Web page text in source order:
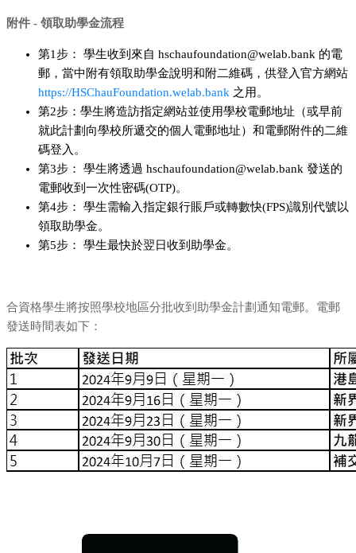
附件 - 領取助學金流程
第1步： 學生收到來自 hschaufoundation@welab.bank 的電
郵，當中附有領取助學金說明和附二維碼，供登入官方網站
https://HSChauFoundation.welab.bank 之用。
第2步：學生將造訪指定網站並使用學校電郵地址（或早前
就此計劃向學校所遞交的個人電郵地址）和電郵附件的二維
碼登入。
第3步： 學生將透過 hschaufoundation@welab.bank 發送的
電郵收到一次性密碼(OTP)。
第4步： 學生需輸入指定銀行賬戶或轉數快(FPS)識別代號以
領取助學金。
第5步： 學生最快於翌日收到助學金。
合資格學生將按照學校地區分批收到助學金計劃通知電郵。電郵
發送時間表如下：